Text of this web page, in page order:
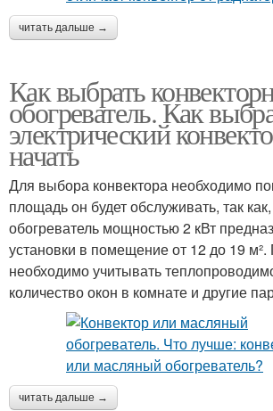
читать дальше →
Как выбрать
обогреватель. Как
электрический
начать
Для выбора конвектора необходимо
площадь он будет обслуживать, так
обогреватель мощностью 2 кВт
установки в помещение от 12 до 19
необходимо учитывать
количество окон в комнате и другие
читать дальше →